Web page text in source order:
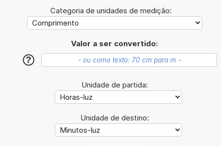
Categoria de unidades de medição:
Valor a ser convertido:
?
Unidade de partida:
Unidade de destino: